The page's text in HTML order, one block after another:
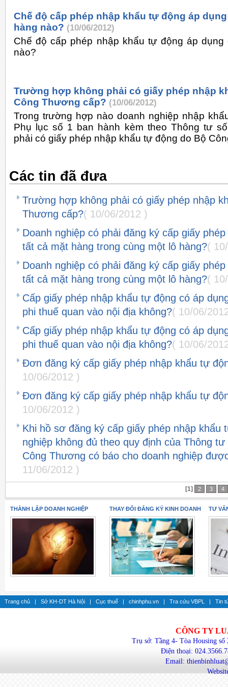
Chế độ cấp phép nhập khẩu tự động áp
hàng nào? (10/06/2012)
Chế độ cấp phép nhập khẩu tự động áp
nào?
Trường hợp không phải có giấy phép nhập
Công Thương cấp? (10/06/2012)
Trong trường hợp nào doanh nghiệp nhập
Phụ lục số 1 ban hành kèm theo Thông tư
phải có giấy phép nhập khẩu tự động do Bộ
Các tin đã đưa
Trường hợp không phải có giấy phép nhập
Thương cấp?( 10/06/2012 )
Doanh nghiệp có phải đăng ký cấp giấy
tất cả mặt hàng trong cùng một lô hàng?(
Doanh nghiệp có phải đăng ký cấp giấy
tất cả mặt hàng trong cùng một lô hàng?(
Cấp giấy phép nhập khẩu tự động có áp
phi thuế quan vào nội địa không?( 10/06/
Cấp giấy phép nhập khẩu tự động có áp
phi thuế quan vào nội địa không?( 10/06/
Đơn đăng ký cấp giấy phép nhập khẩu tự
10/06/2012 )
Đơn đăng ký cấp giấy phép nhập khẩu tự
10/06/2012 )
Khi hồ sơ đăng ký cấp giấy phép nhập khẩu
nghiệp không đủ theo quy định của Thông
Công Thương có báo cho doanh nghiệp
11/06/2012 )
[1] 2 3 4
THÀNH LẬP DOANH NGHIỆP THAY ĐỔI ĐĂNG KÝ KINH DOANH TƯ
Trang chủ | Sở KH-DT Hà Nội | Cục thuế | chinhphu.vn | Tra cứu VBPL | Tin
CÔNG TY
Trụ sở: Tầng 4- Tòa Housing
Điện thoại:
Email: